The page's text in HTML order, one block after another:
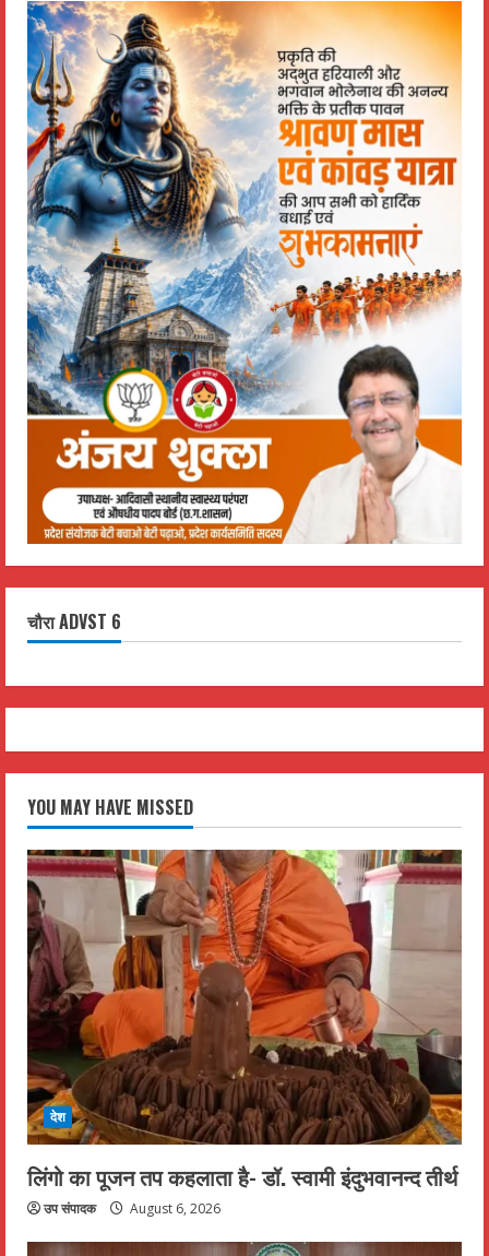
चौरा ADVST 6
YOU MAY HAVE MISSED
देश
लिंगो का पूजन तप कहलाता है- डॉ. स्वामी इंदुभवानन्द तीर्थ
उप संपादक August 6, 2026